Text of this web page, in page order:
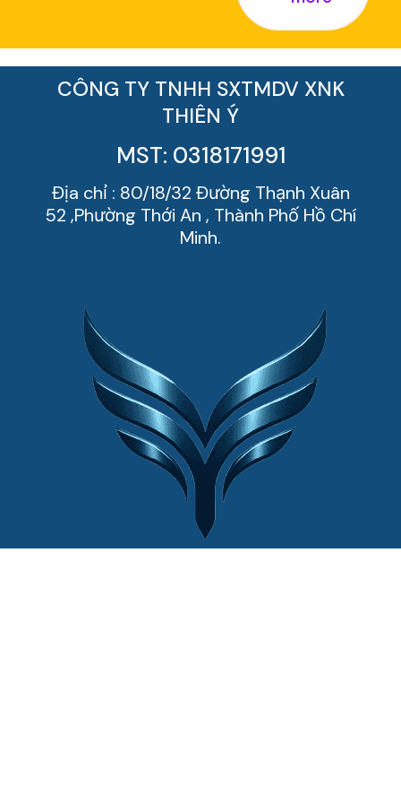
CÔNG TY TNHH SXTMDV XNK
THIÊN Ý
MST: 0318171991
Địa chỉ : 80/18/32 Đường Thạnh Xuân
52 ,Phường Thới An , Thành Phố Hồ Chí
Minh.